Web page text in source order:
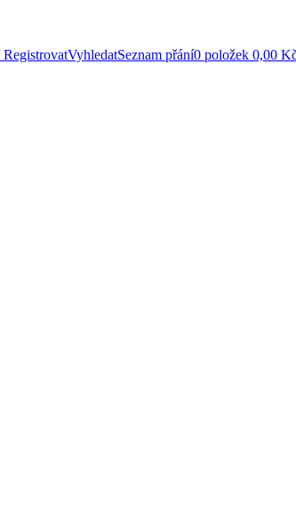
VyhledatSeznam přání0 položek 0,00